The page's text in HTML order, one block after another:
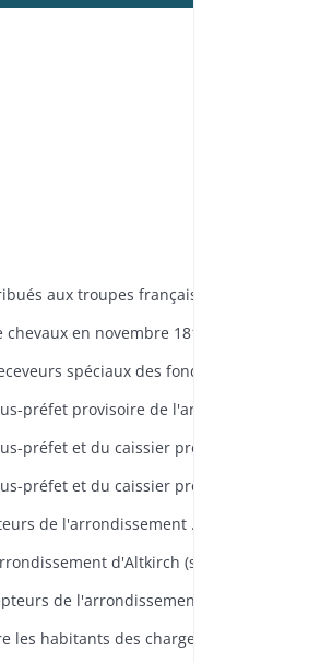
en novembre 1813
Remboursement à des percepteurs de l'arrondissement d'Altkirch de sommes qu'il sont avancées sur l'impôt de 500 000 F levé pendant la 1er invasion